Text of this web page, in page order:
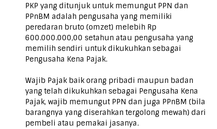
PKP yang ditunjuk untuk memungut PPN dan
PPnBM adalah pengusaha yang memiliki
peredaran bruto (omzet) melebih Rp
600.000.000,00 setahun atau pengusaha yang
memilih sendiri untuk dikukuhkan sebagai
Pengusaha Kena Pajak.
Wajib Pajak baik orang pribadi maupun badan
yang telah dikukuhkan sebagai Pengusaha Kena
Pajak, wajib memungut PPN dan juga PPnBM (bila
barangnya yang diserahkan tergolong mewah) dari
pembeli atau pemakai jasanya.